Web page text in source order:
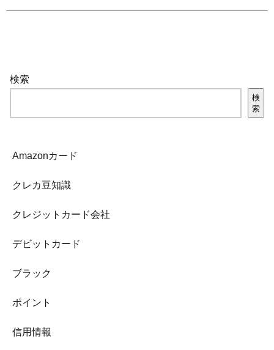
検索
検
索
Amazonカード
クレカ豆知識
クレジットカード会社
デビットカード
ブラック
ポイント
信用情報